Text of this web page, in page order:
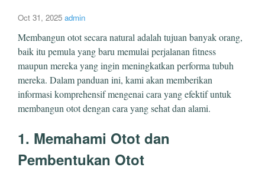
Oct 31, 2025 admin
Membangun otot secara natural adalah tujuan banyak orang,
baik itu pemula yang baru memulai perjalanan fitness
maupun mereka yang ingin meningkatkan performa tubuh
mereka. Dalam panduan ini, kami akan memberikan
informasi komprehensif mengenai cara yang efektif untuk
membangun otot dengan cara yang sehat dan alami.
1. Memahami Otot dan
Pembentukan Otot